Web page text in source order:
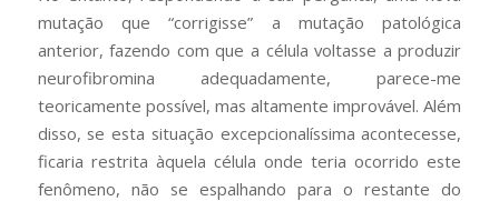
mutação que “corrigisse” a mutação patológica
anterior, fazendo com que a célula voltasse a produzir
neurofibromina adequadamente, parece-me
teoricamente possível, mas altamente improvável. Além
disso, se esta situação excepcionalíssima acontecesse,
ficaria restrita àquela célula onde teria ocorrido este
fenômeno, não se espalhando para o restante do